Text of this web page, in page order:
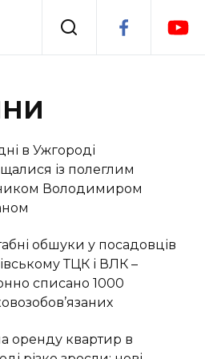
в Ужгороді
із полеглим
Володимиром
обшуки у посадовців
ТЦК і ВЛК –
списано 1000
оренду квартир в